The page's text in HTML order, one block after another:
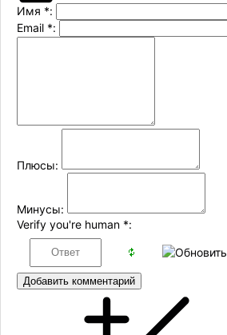
Имя *:
Email *:
Плюсы:
Минусы:
Verify you're human *:
Добавить комментарий